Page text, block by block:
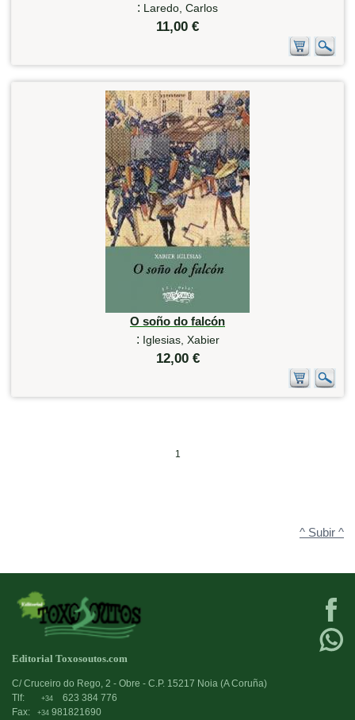
: Laredo, Carlos
11,00 €
O soño do falcón
: Iglesias, Xabier
12,00 €
1
^ Subir ^
Editorial Toxosoutos.com
C/ Cruceiro do Rego, 2 - Obre - C.P. 15217 Noia (A Coruña)
Tlf:
+34
623 384 776
Fax:
+34 981821690